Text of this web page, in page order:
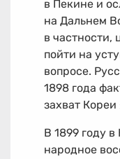
в Пекине и
на Дальнем
в частности,
пойти на
вопросе.
1898 года
захват
В 1899 году
народное